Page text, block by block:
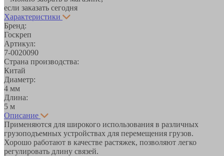
если заказать сегодня
Характеристики
Бренд:
Госкреп
Артикул:
7-0020090
Страна производства:
Китай
Диаметр:
4 мм
Длина:
5 м
Описание
Применяются для широкого использования в различных
грузоподъемных устройствах для перемещения грузов.
Хорошо работают в качестве растяжек, позволяют легко
регулировать длину связей.